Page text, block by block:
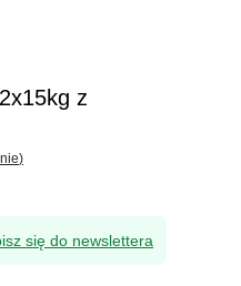
z
)
się do newslettera